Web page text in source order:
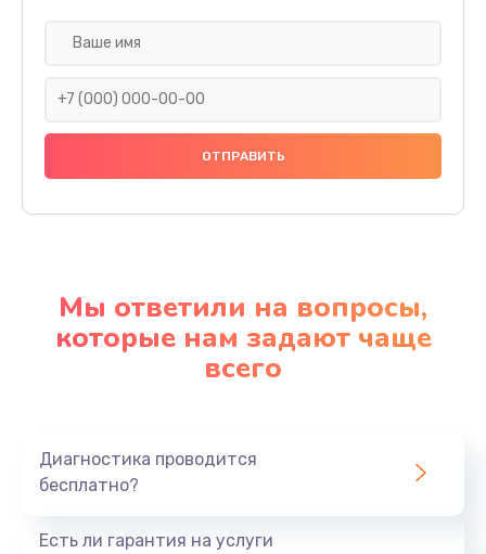
Мы ответили на вопросы,
которые нам задают чаще
всего
Диагностика проводится
бесплатно?
Есть ли гарантия на услуги